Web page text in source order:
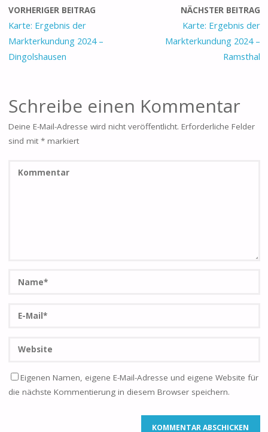
VORHERIGER BEITRAG
Karte: Ergebnis der
Markterkundung 2024 –
Dingolshausen
NÄCHSTER BEITRAG
Karte: Ergebnis der
Markterkundung 2024 –
Ramsthal
Schreibe einen Kommentar
Deine E-Mail-Adresse wird nicht veröffentlicht. Erforderliche Felder
sind mit *markiert
Eigenen Namen, eigene E-Mail-Adresse und eigene Website für
die nächste Kommentierung in diesem Browser speichern.